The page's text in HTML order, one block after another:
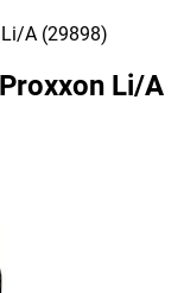
A (29898)
Li/A